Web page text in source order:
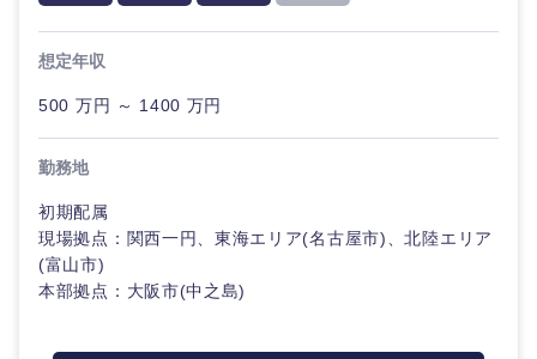
クリエイ
ティブ
コンサル
技術職
（IT）、
Webサー
専門職
金融専門職
メディカル
建設・不動産
IT・通信
WEBサービス
関東地方
茨城県
千葉県 東京都
完全週休2日制 社宅・家賃補助有
想定年収
500 万円 ～ 1400 万円
勤務地
初期配属
現場拠点：関西一円、東海エリア(名古屋市)、北陸エリア
(富山市)
本部拠点：大阪市(中之島)